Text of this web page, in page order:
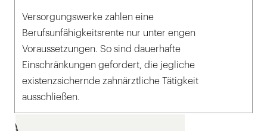
Versorgungswerke zahlen eine
Berufsunfähigkeitsrente nur unter engen
Voraussetzungen. So sind dauerhafte
Einschränkungen gefordert, die jegliche
existenzsichernde zahnärztliche Tätigkeit
ausschließen.